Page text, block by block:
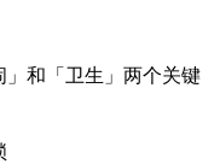
和「卫生」两个关键